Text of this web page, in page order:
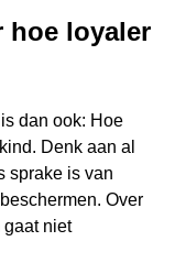
hoe loyaler
dan ook: Hoe
Denk aan al
sprake is van
Over
gaat niet